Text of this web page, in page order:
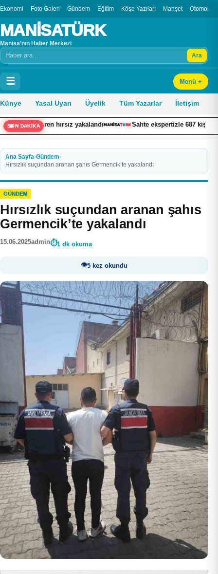
Ekonomi Foto Galeri Gündem Eğitim Köşe Yazıları Manşet Otomobil
MANİSATÜRK
Manisa’nın Haber Merkezi
Arama Ara
☰ Menü +
Künye Yasal Uyarı Üyelik Tüm Yazarlar İletişim
SON DAKİKAhırsız yakalandı Sahte ekspertizle 687 kişiye
Ana Sayfa›Gündem›
Hırsızlık suçundan aranan şahıs Germencik’te yakalandı
GÜNDEM
Hırsızlık suçundan aranan şahıs
Germencik’te yakalandı
15.06.2025admin 1 dk okuma
5 kez okundu